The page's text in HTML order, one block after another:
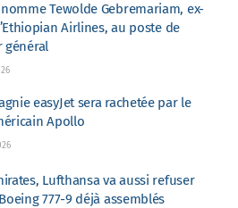
Tewolde Gebremariam, ex-
Airlines, au poste de
général
easyJet sera rachetée par le
Apollo
Lufthansa va aussi refuser
777-9 déjà assemblés